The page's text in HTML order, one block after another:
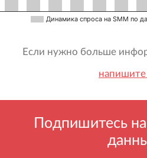
Динамика спроса на SMM по
Если нужно больше
Подпишитесь